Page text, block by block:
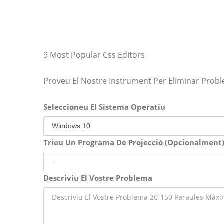
9 Most Popular Css Editors
Proveu El Nostre Instrument Per Eliminar
Seleccioneu El Sistema Operatiu
Trieu Un Programa De Projecció (Opcionalment)
Descriviu El Vostre Problema